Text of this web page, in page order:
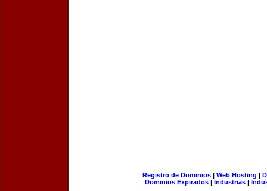
Registro de Dominios| Web Hosting |
Dominios Expirados | Industrias |